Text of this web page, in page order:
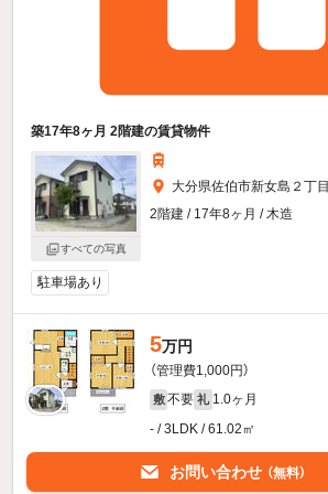
築17年8ヶ月 2階建の賃貸物件
すべての写真
大分県佐伯市新女島２丁目
2階建 / 17年8ヶ月 / 木造
駐車場あり
5万円
（管理費1,000円）
敷 不要 礼 1.0ヶ月
- / 3LDK / 61.02㎡
お問い合わせ （無料）